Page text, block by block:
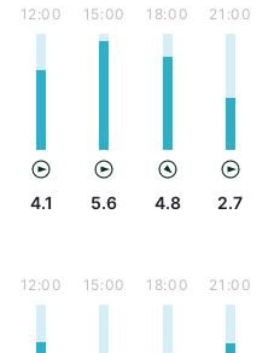
12:00
4.1
15:00
5.6
18:00
4.8
21:00
2.7
12:00 15:00 18:00 21:00